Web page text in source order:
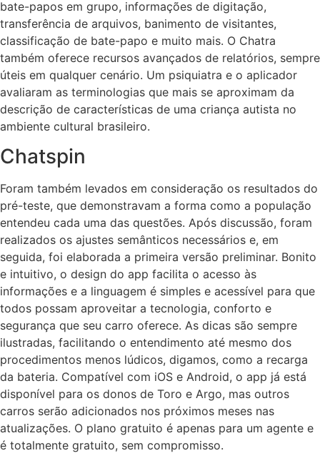
bate-papos em grupo, informações de digitação,
transferência de arquivos, banimento de visitantes,
classificação de bate-papo e muito mais. O Chatra
também oferece recursos avançados de relatórios, sempre
úteis em qualquer cenário. Um psiquiatra e o aplicador
avaliaram as terminologias que mais se aproximam da
descrição de características de uma criança autista no
ambiente cultural brasileiro.
Chatspin
Foram também levados em consideração os resultados do
pré-teste, que demonstravam a forma como a população
entendeu cada uma das questões. Após discussão, foram
realizados os ajustes semânticos necessários e, em
seguida, foi elaborada a primeira versão preliminar. Bonito
e intuitivo, o design do app facilita o acesso às
informações e a linguagem é simples e acessível para que
todos possam aproveitar a tecnologia, conforto e
segurança que seu carro oferece. As dicas são sempre
ilustradas, facilitando o entendimento até mesmo dos
procedimentos menos lúdicos, digamos, como a recarga
da bateria. Compatível com iOS e Android, o app já está
disponível para os donos de Toro e Argo, mas outros
carros serão adicionados nos próximos meses nas
atualizações. O plano gratuito é apenas para um agente e
é totalmente gratuito, sem compromisso.